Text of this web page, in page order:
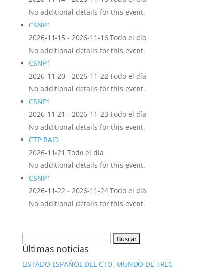
No additional details for this event.
CSNP1
2026-11-15 - 2026-11-16 Todo el día
No additional details for this event.
CSNP1
2026-11-20 - 2026-11-22 Todo el día
No additional details for this event.
CSNP1
2026-11-21 - 2026-11-23 Todo el día
No additional details for this event.
CTP RAID
2026-11-21 Todo el día
No additional details for this event.
CSNP1
2026-11-22 - 2026-11-24 Todo el día
No additional details for this event.
Últimas noticias
LISTADO ESPAÑOL DEL CTO. MUNDO DE TREC